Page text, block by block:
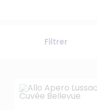
Filtrer